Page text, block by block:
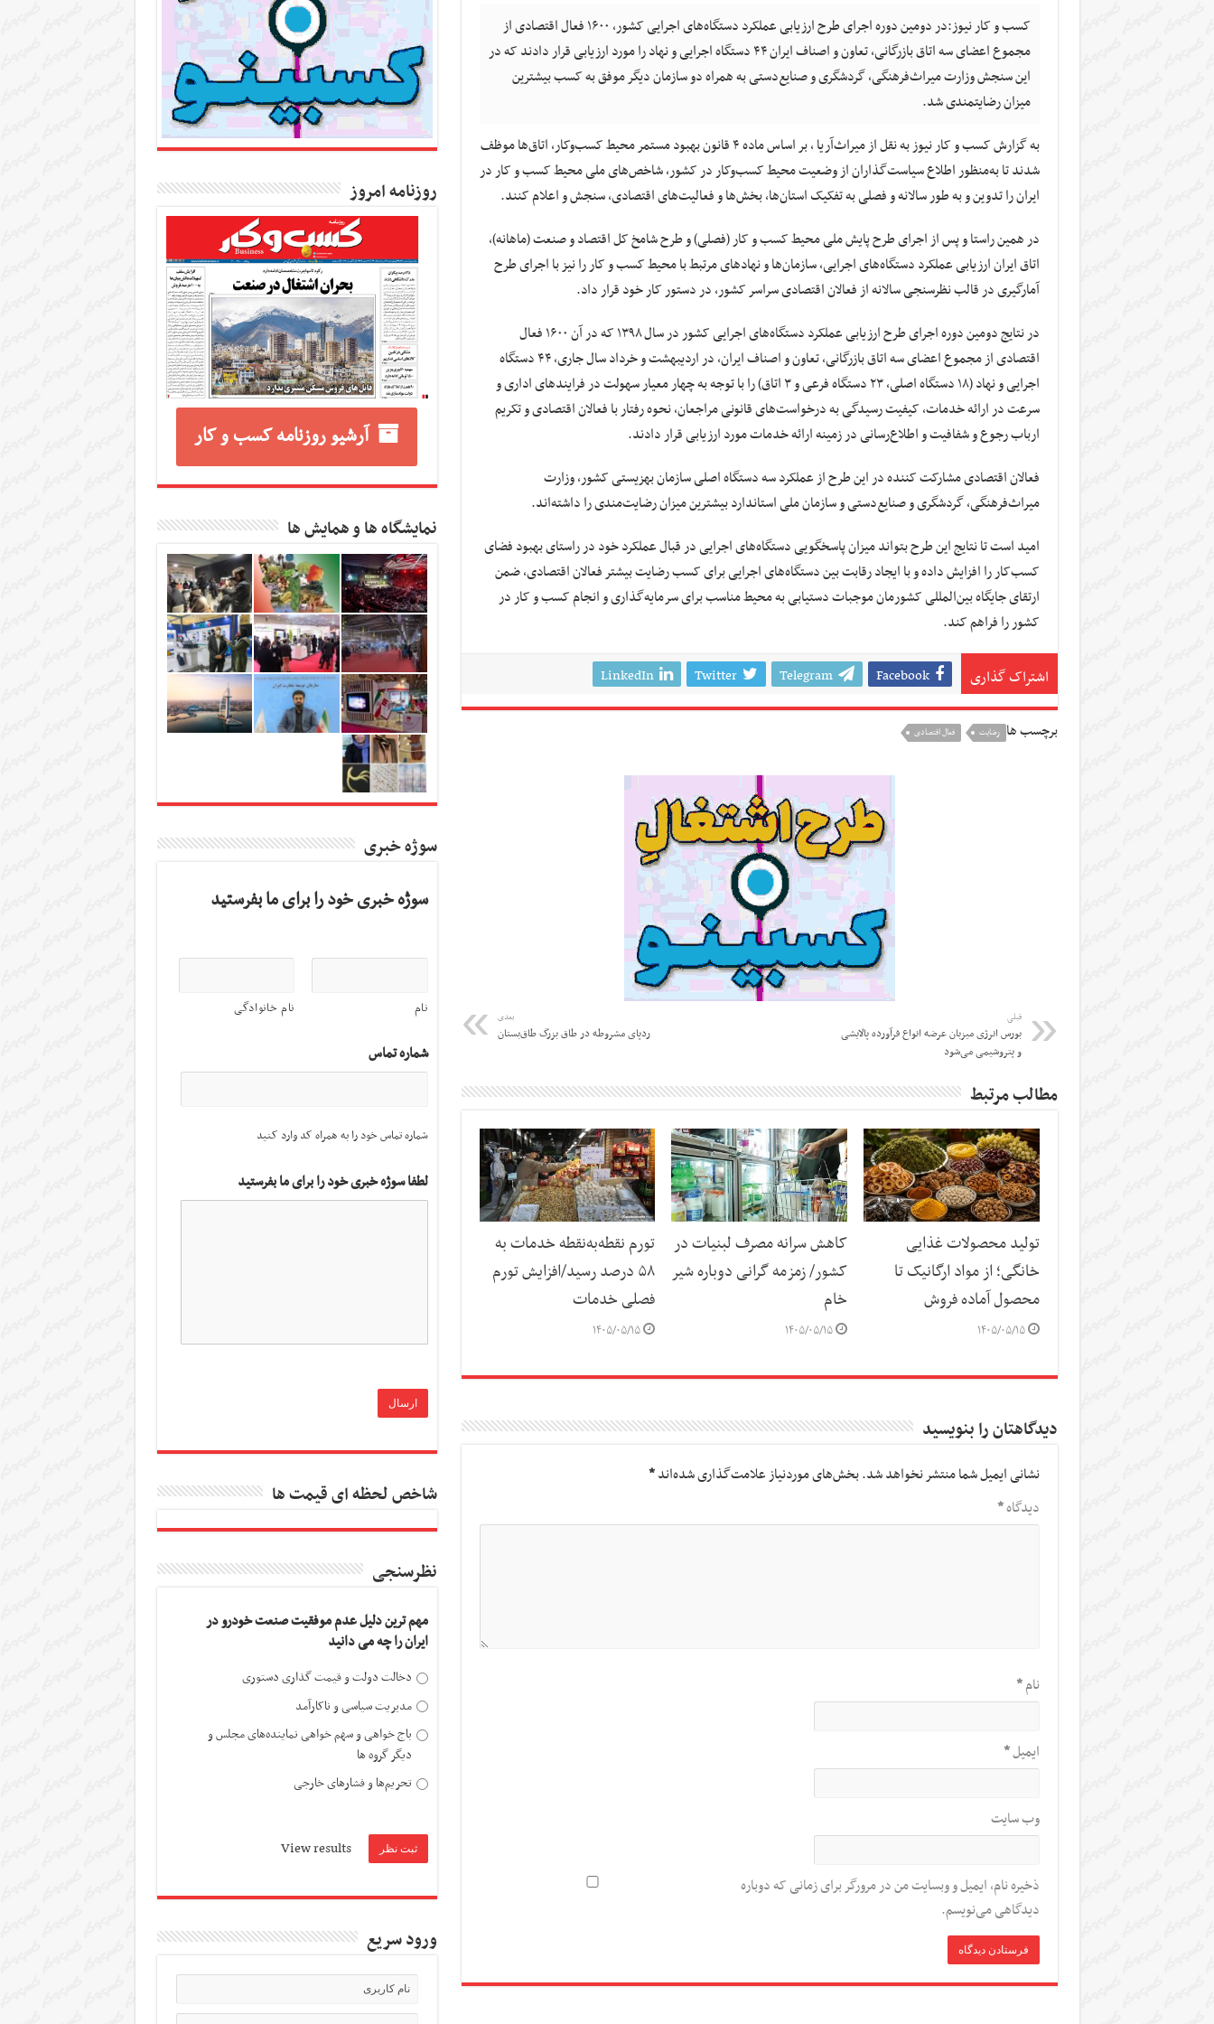
کسب و کار نیوز:در دومین دوره اجرای طرح ارزیابی عملکرد دستگاه‌های اجرایی کشور، ۱۶۰۰ فعال اقتصادی از
مجموع اعضای سه اتاق بازرگانی، تعاون و اصناف ایران ۴۴ دستگاه اجرایی و نهاد را مورد ارزیابی قرار دادند که در
این سنجش وزارت میراث‌فرهنگی، گردشگری و صنایع‌دستی به همراه دو سازمان دیگر موفق به کسب بیشترین
میزان رضایتمندی شد.
به گزارش کسب و کار نیوز به نقل از میراث‌آریا , بر اساس ماده ۴ قانون بهبود مستمر محیط کسب‌وکار، اتاق‌ها موظف
شدند تا به‌منظور اطلاع سیاست‌گذاران از وضعیت محیط کسب‌وکار در کشور، شاخص‌های ملی محیط کسب و کار در
ایران را تدوین و به طور سالانه و فصلی به تفکیک استان‌ها، بخش‌ها و فعالیت‌های اقتصادی، سنجش و اعلام کنند.
در همین راستا و پس از اجرای طرح پایش ملی محیط کسب و کار (فصلی) و طرح شامخ کل اقتصاد و صنعت (ماهانه)،
اتاق ایران ارزیابی عملکرد دستگاه‌های اجرایی، سازمان‌ها و نهادهای مرتبط با محیط کسب و کار را نیز با اجرای طرح
آمارگیری در قالب نظرسنجی سالانه از فعالان اقتصادی سراسر کشور، در دستور کار خود قرار داد.
در نتایج دومین دوره اجرای طرح ارزیابی عملکرد دستگاه‌های اجرایی کشور در سال ۱۳۹۸ که در آن ۱۶۰۰ فعال
اقتصادی از مجموع اعضای سه اتاق بازرگانی، تعاون و اصناف ایران، در اردیبهشت و خرداد سال جاری، ۴۴ دستگاه
اجرایی و نهاد (۱۸ دستگاه اصلی، ۲۳ دستگاه فرعی و ۳ اتاق) را با توجه به چهار معیار سهولت در فرایندهای اداری و
سرعت در ارائه خدمات، کیفیت رسیدگی به درخواست‌های قانونی مراجعان، نحوه رفتار با فعالان اقتصادی و تکریم
ارباب رجوع و شفافیت و اطلاع‌رسانی در زمینه ارائه خدمات مورد ارزیابی قرار دادند.
فعالان اقتصادی مشارکت کننده در این طرح از عملکرد سه دستگاه اصلی سازمان بهزیستی کشور، وزارت
میراث‌فرهنگی، گردشگری و صنایع‌دستی و سازمان ملی استاندارد بیشترین میزان رضایت‌مندی را داشته‌اند.
امید است تا نتایج این طرح بتواند میزان پاسخگویی دستگاه‌های اجرایی در قبال عملکرد خود در راستای بهبود فضای
کسب‌کار را افزایش داده و با ایجاد رقابت بین دستگاه‌های اجرایی برای کسب رضایت بیشتر فعالان اقتصادی، ضمن
ارتقای جایگاه بین‌المللی کشورمان موجبات دستیابی به محیط مناسب برای سرمایه‌گذاری و انجام کسب و کار در
کشور را فراهم کند.
اشتراک گذاری Facebook
Telegram
Twitter
LinkedIn
برچسب ها رضایت فعال اقتصادی
قبلی
بورس انرژی میزبان عرضه انواع فرآورده پالایشی
و پتروشیمی می‌شود
بعدی
رد‌پای مشروطه در طاق بزرگ طاق‌بستان
مطالب مرتبط
تولید محصولات غذایی
خانگی؛ از مواد ارگانیک تا
محصول آماده فروش
۱۴۰۵/۰۵/۱۵
کاهش سرانه مصرف لبنیات در
کشور/ زمزمه گرانی دوباره شیر
خام
۱۴۰۵/۰۵/۱۵
تورم نقطه‌به‌نقطه خدمات به
۵۸ درصد رسید/افزایش تورم
فصلی خدمات
۱۴۰۵/۰۵/۱۵
دیدگاهتان را بنویسید
نشانی ایمیل شما منتشر نخواهد شد.بخش‌های موردنیاز علامت‌گذاری شده‌اند*
دیدگاه*
نام*
ایمیل*
وب‌ سایت
ذخیره نام، ایمیل و وبسایت من در مرورگر برای زمانی که دوباره
دیدگاهی می‌نویسم.
روزنامه امروز
آرشیو روزنامه کسب و کار
نمایشگاه ها و همایش ها
سوژه خبری
سوژه خبری خود را برای ما بفرستید
نام نام خانوادگی
شماره تماس
شماره تماس خود را به همراه کد وارد کنید
لطفا سوژه خبری خود را برای ما بفرستید
شاخص لحظه ای قیمت ها
نظرسنجی
مهم ترین دلیل عدم موفقیت صنعت خودرو در
ایران را چه می دانید
دخالت دولت و قیمت گذاری دستوری
مدیریت سیاسی و ناکارآمد
باج خواهی و سهم خواهی نماینده‌های مجلس و
دیگر گروه ها
تحریم‌ها و فشارهای خارجی
View results
ورود سریع